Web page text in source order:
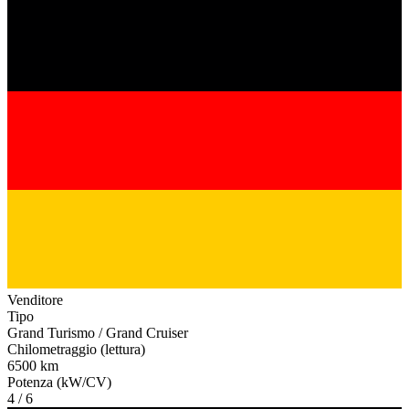
Venditore
Tipo
Grand Turismo / Grand Cruiser
Chilometraggio (lettura)
6500 km
Potenza (kW/CV)
4 / 6